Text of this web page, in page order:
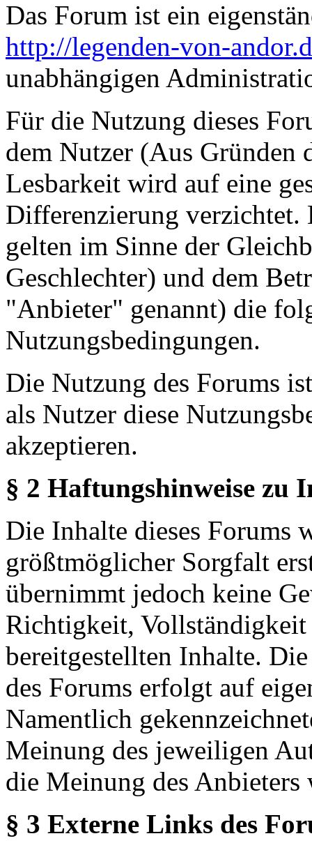
Das Forum ist ein
http://legenden-von-
unabhängigen
Für die Nutzung dieses
dem Nutzer (Aus Gründen
Lesbarkeit wird auf eine
Differenzierung verzichtet.
gelten im Sinne der
Geschlechter) und dem
"Anbieter" genannt) die
Nutzungsbedingungen.
Die Nutzung des Forums
als Nutzer diese
akzeptieren.
§ 2 Haftungshinweise zu
Die Inhalte dieses Forums
größtmöglicher Sorgfalt
übernimmt jedoch keine
Richtigkeit,
bereitgestellten Inhalte.
des Forums erfolgt auf
Namentlich
Meinung des jeweiligen
die Meinung des Anbieters
§ 3 Externe Links des